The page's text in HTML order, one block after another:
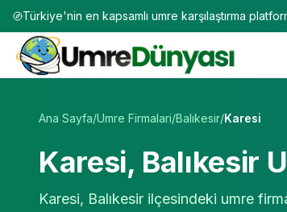
Türkiye'nin en kapsamlı umre karşılaştırma
Ana Sayfa/Umre Firmalari/Balıkesir/Karesi
Karesi, Balıkesir
Karesi, Balıkesir ilçesindeki umre